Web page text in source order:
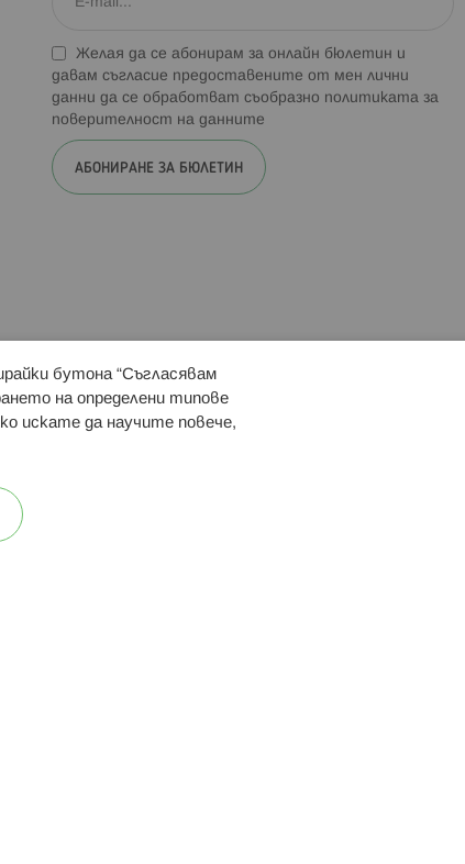
Желая да се абонирам за онлайн бюлетин и
давам съгласие предоставените от мен лични
данни да се обработват съобразно политиката за
поверителност на данните
АБОНИРАНЕ ЗА БЮЛЕТИН
бутона “Съгласявам
на определени типове
искате да научите повече,